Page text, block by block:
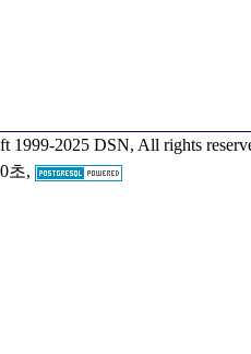
1999-2025 DSN, All rights
초,